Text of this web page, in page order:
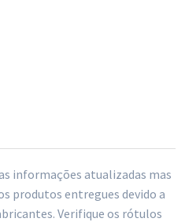
informações atualizadas mas
produtos entregues devido a
Verifique os rótulos